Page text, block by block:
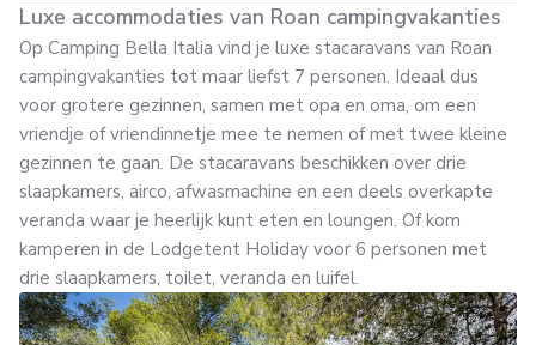
Luxe accommodaties van Roan campingvakanties
Op Camping Bella Italia vind je luxe stacaravans van Roan
campingvakanties tot maar liefst 7 personen. Ideaal dus
voor grotere gezinnen, samen met opa en oma, om een
vriendje of vriendinnetje mee te nemen of met twee kleine
gezinnen te gaan. De stacaravans beschikken over drie
slaapkamers, airco, afwasmachine en een deels overkapte
veranda waar je heerlijk kunt eten en loungen. Of kom
kamperen in de Lodgetent Holiday voor 6 personen met
drie slaapkamers, toilet, veranda en luifel.